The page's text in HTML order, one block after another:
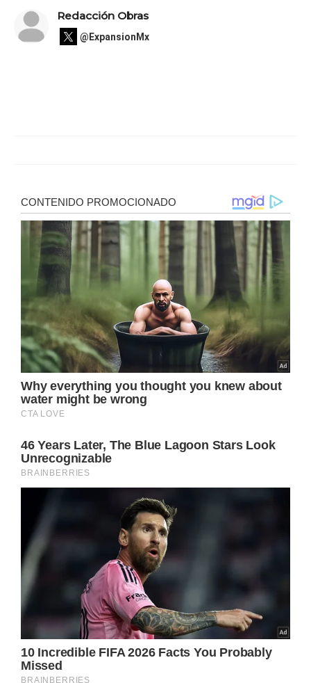
Redacción Obras
@ExpansionMx